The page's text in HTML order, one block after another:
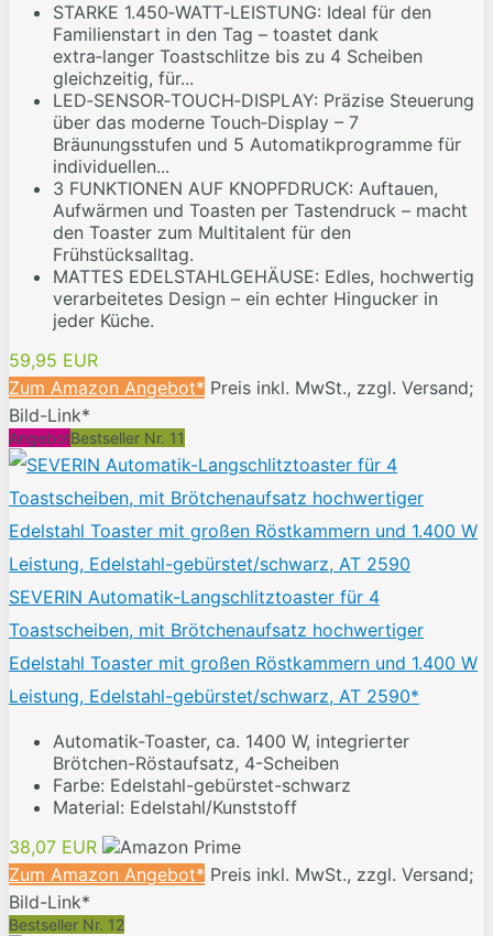
STARKE 1.450‑WATT‑LEISTUNG: Ideal für den
Familienstart in den Tag – toastet dank
extra‑langer Toastschlitze bis zu 4 Scheiben
gleichzeitig, für...
LED‑SENSOR‑TOUCH‑DISPLAY: Präzise Steuerung
über das moderne Touch‑Display – 7
Bräunungsstufen und 5 Automatikprogramme für
individuellen...
3 FUNKTIONEN AUF KNOPFDRUCK: Auftauen,
Aufwärmen und Toasten per Tastendruck – macht
den Toaster zum Multitalent für den
Frühstücksalltag.
MATTES EDELSTAHLGEHÄUSE: Edles, hochwertig
verarbeitetes Design – ein echter Hingucker in
jeder Küche.
59,95 EUR
Zum Amazon Angebot* Preis inkl. MwSt., zzgl. Versand;
Bild-Link*
AngebotBestseller Nr. 11
SEVERIN Automatik-Langschlitztoaster für 4
Toastscheiben, mit Brötchenaufsatz hochwertiger
Edelstahl Toaster mit großen Röstkammern und 1.400 W
Leistung, Edelstahl-gebürstet/schwarz, AT 2590*
Automatik-Toaster, ca. 1400 W, integrierter
Brötchen-Röstaufsatz, 4-Scheiben
Farbe: Edelstahl-gebürstet-schwarz
Material: Edelstahl/Kunststoff
38,07 EUR
Zum Amazon Angebot* Preis inkl. MwSt., zzgl. Versand;
Bild-Link*
Bestseller Nr. 12